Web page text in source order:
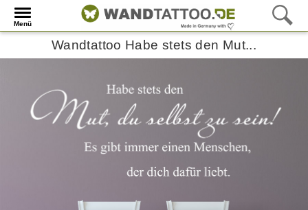
Menü
Wandtattoo Habe stets den Mut...